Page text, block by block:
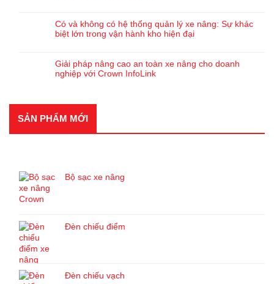
Có và không có hệ thống quản lý xe nâng: Sự khác
biệt lớn trong vận hành kho hiện đại
Giải pháp nâng cao an toàn xe nâng cho doanh
nghiệp với Crown InfoLink
SẢN PHẨM MỚI
Bộ sạc xe nâng
Đèn chiếu điểm
Đèn chiếu vạch